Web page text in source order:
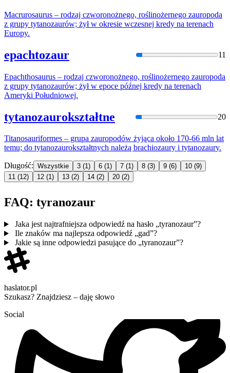
Macrurosaurus – rodzaj czworonożnego, roślinożernego zauropoda
z grupy tytanozaurów; żył w okresie wczesnej kredy na terenach
Europy.
epachtozaur 11
Epachthosaurus – rodzaj czworonożnego, roślinożernego zauropoda
z grupy tytanozaurów; żył w epoce późnej kredy na terenach
Ameryki Południowej.
tytanozaurokształtne 20
Titanosauriformes – grupa zauropodów żyjąca około 170-66 mln lat
temu; do tytanozaurokształtnych należą brachiozaury i tytanozaury.
Długość: Wszystkie 3 (1) 6 (1) 7 (1) 8 (3) 9 (6) 10 (9)
11 (12) 12 (1) 13 (2) 14 (2) 20 (2)
FAQ: tyranozaur
Jaka jest najtrafniejsza odpowiedź na hasło „tyranozaur”?
Ile znaków ma najlepsza odpowiedź „gad”?
Jakie są inne odpowiedzi pasujące do „tyranozaur”?
haslator.pl
Szukasz? Znajdziesz – daję słowo
Social